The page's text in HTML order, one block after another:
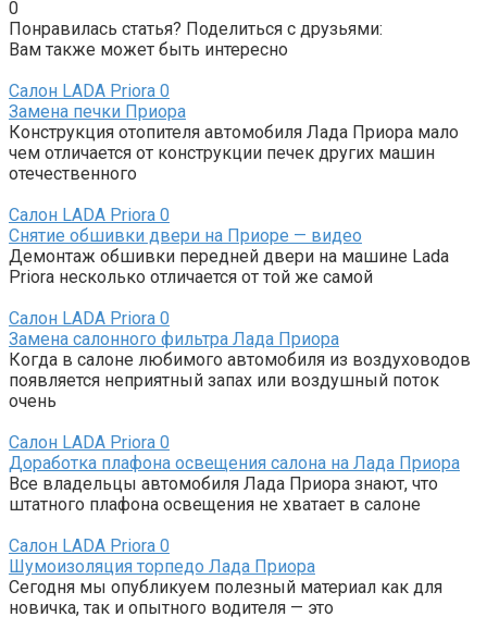
0
Понравилась статья? Поделиться с друзьями:
Вам также может быть интересно
Салон LADA Priora 0
Замена печки Приора
Конструкция отопителя автомобиля Лада Приора мало
чем отличается от конструкции печек других машин
отечественного
Салон LADA Priora 0
Снятие обшивки двери на Приоре — видео
Демонтаж обшивки передней двери на машине Lada
Priora несколько отличается от той же самой
Салон LADA Priora 0
Замена салонного фильтра Лада Приора
Когда в салоне любимого автомобиля из воздуховодов
появляется неприятный запах или воздушный поток
очень
Салон LADA Priora 0
Доработка плафона освещения салона на Лада Приора
Все владельцы автомобиля Лада Приора знают, что
штатного плафона освещения не хватает в салоне
Салон LADA Priora 0
Шумоизоляция торпедо Лада Приора
Сегодня мы опубликуем полезный материал как для
новичка, так и опытного водителя — это